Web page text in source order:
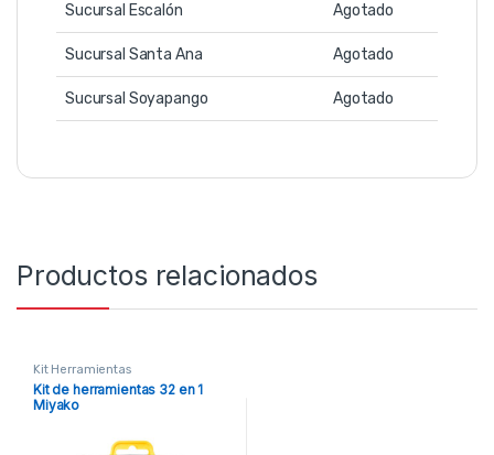
Sucursal Escalón Agotado
Sucursal Santa Ana Agotado
Sucursal Soyapango Agotado
Productos relacionados
Kit Herramientas
Kit de herramientas 32 en 1
Miyako